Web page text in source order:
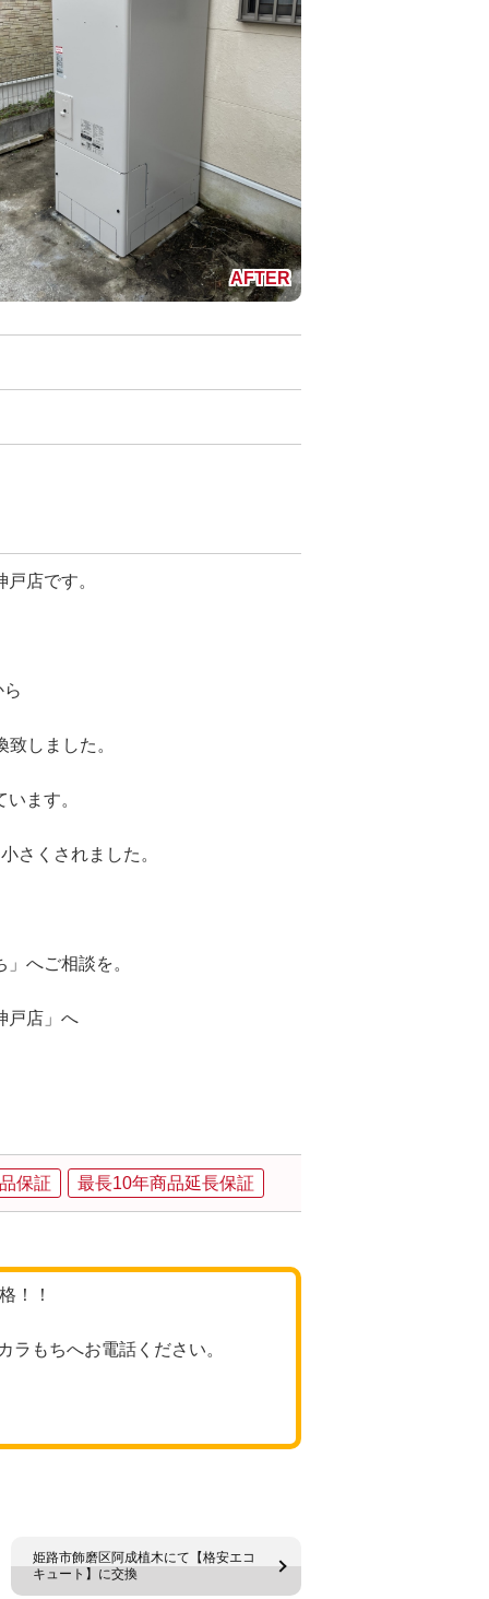
店です。
しました。
ます。
さくされました。
へご相談を。
戸店」へ
保証 最長10年商品延長保証
！！
ラもちへお電話ください。
姫路市飾磨区阿成植木にて【格安エコ
キュート】に交換